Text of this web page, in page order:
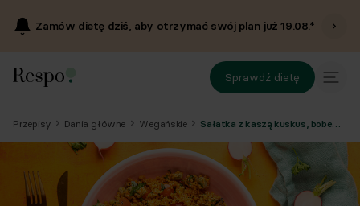
Zamów dietę dziś, aby otrzymać swój plan już19.08.*
Sprawdź dietę
Przepisy Dania główne Wegańskie